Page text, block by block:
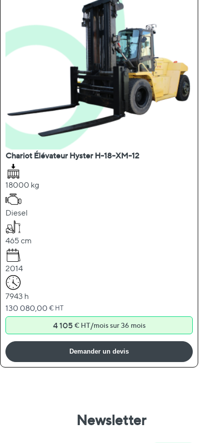
Chariot Élévateur Hyster H-18-XM-12
18000 kg
Diesel
465 cm
2014
7943 h
130 080,00 € HT
4 105 € HT/mois sur 36 mois
Demander un devis
Newsletter